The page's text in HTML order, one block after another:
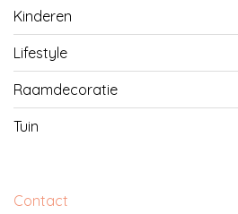
Kinderen
Lifestyle
Raamdecoratie
Tuin
Contact